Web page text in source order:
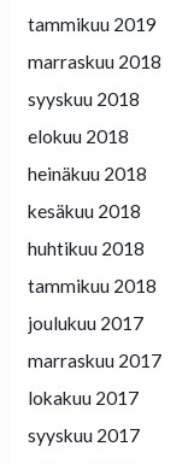
tammikuu 2019
marraskuu 2018
syyskuu 2018
elokuu 2018
heinäkuu 2018
kesäkuu 2018
huhtikuu 2018
tammikuu 2018
joulukuu 2017
marraskuu 2017
lokakuu 2017
syyskuu 2017